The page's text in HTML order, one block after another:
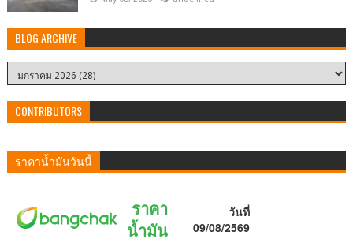
BLOG ARCHIVE
CONTRIBUTORS
ราคาน้ำมันวันนี้